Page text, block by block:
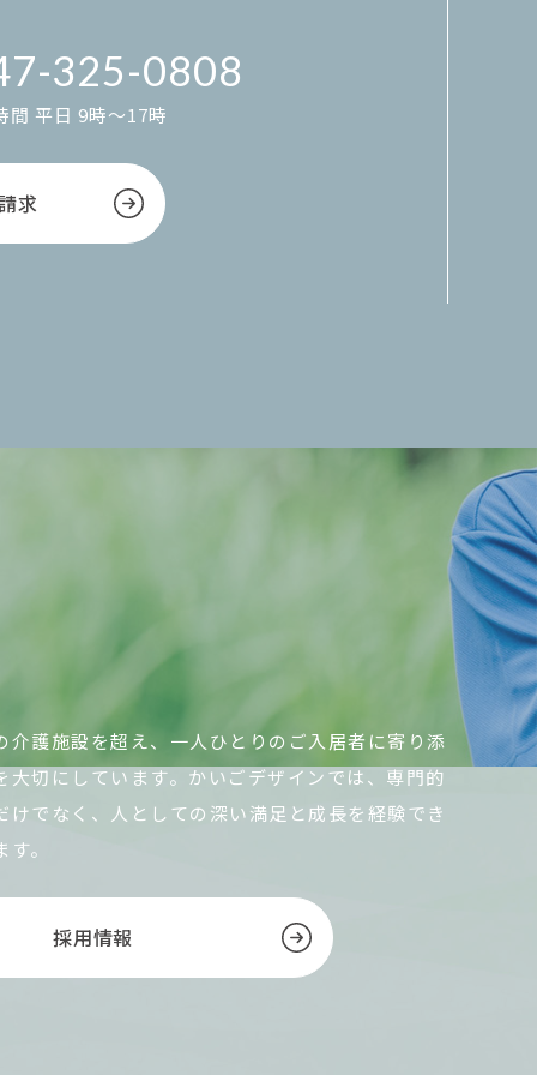
325-0808
間 平日 9時～17時
求
介護施設を超え、一人ひとりのご入居者に寄り添
大切にしています。かいごデザインでは、専門的
けでなく、人としての深い満足と成長を経験でき
。
採用情報